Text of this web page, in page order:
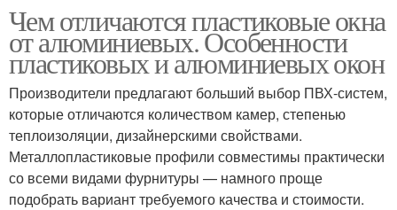
Распашные окна Французские окна
Окна на балкон Раздвижные системы
Чем отличаются пластиковые окна
от алюминиевых. Особенности
пластиковых и алюминиевых окон
Производители предлагают больший выбор ПВХ-систем,
которые отличаются количеством камер, степенью
теплоизоляции, дизайнерскими свойствами.
Металлопластиковые профили совместимы практически
со всеми видами фурнитуры — намного проще
подобрать вариант требуемого качества и стоимости.